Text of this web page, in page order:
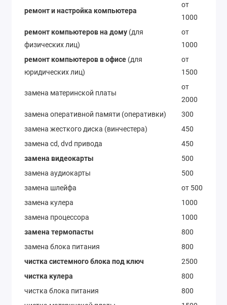
ремонт и настройка компьютера
от
1000
ремонт компьютеров на дому (для
физических лиц)
от
1000
ремонт компьютеров в офисе (для
юридических лиц)
от
1500
замена материнской платы
от
2000
замена оперативной памяти (оперативки)
300
замена жесткого диска (винчестера)
450
замена cd, dvd привода
450
замена видеокарты
500
замена аудиокарты
500
замена шлейфа
от 500
замена кулера
1000
замена процессора
1000
замена термопасты
800
замена блока питания
800
чистка системного блока под ключ
2500
чистка кулера
800
чистка блока питания
800